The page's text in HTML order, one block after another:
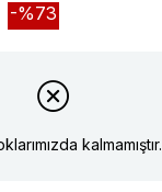
73
kalmamıştır.